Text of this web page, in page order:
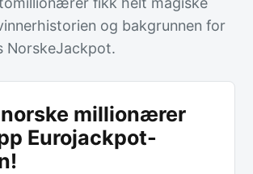
og bakgrunnen for
NorskeJackpot.
norske millionærer
Eurojackpot-